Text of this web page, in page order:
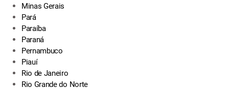
Minas Gerais
Pará
Paraíba
Paraná
Pernambuco
Piauí
Rio de Janeiro
Rio Grande do Norte